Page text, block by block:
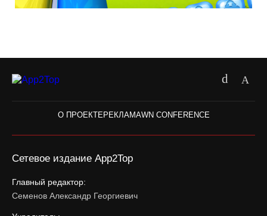
О ПРОЕКТЕРЕКЛАМАWN CONFERENCE
Сетевое издание App2Top
Главный редактор:
Семенов Александр Георгиевич